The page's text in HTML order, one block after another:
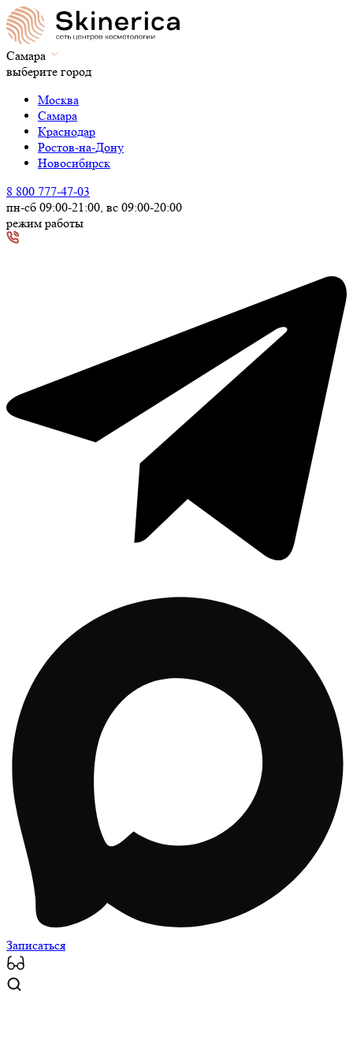
Самара
выберите город
Москва
Самара
Краснодар
Ростов-на-Дону
Новосибирск
8 800 777-47-03
пн-сб 09:00-21:00, вс 09:00-20:00
режим работы
Записаться